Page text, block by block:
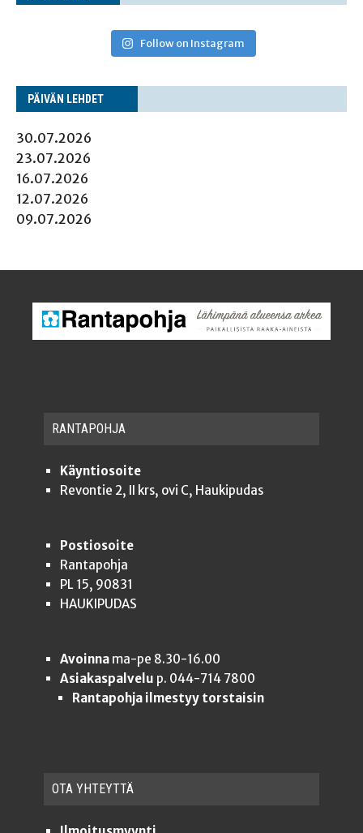
Follow on Instagram
PÄI­VÄN LEHDET
30.07.2026
23.07.2026
16.07.2026
12.07.2026
09.07.2026
RAN­TA­POH­JA
Käyntiosoite
Revontie 2, II krs, ovi C, Haukipudas
Postiosoite
Rantapohja
PL 15, 90831
HAUKIPUDAS
Avoinnama-pe 8.30-16.00
Asiakaspalvelu p. 044-714 7800
Rantapohja ilmestyy torstaisin
OTA YHTEYT­TÄ